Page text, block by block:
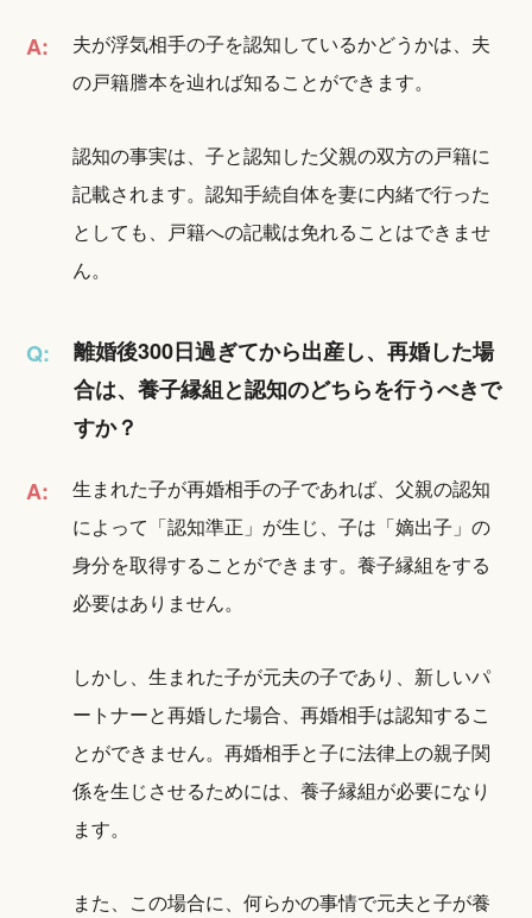
A:
夫が浮気相手の子を認知しているかどうかは、夫
の戸籍謄本を辿れば知ることができます。
認知の事実は、子と認知した父親の双方の戸籍に
記載されます。認知手続自体を妻に内緒で行った
としても、戸籍への記載は免れることはできませ
ん。
Q:
離婚後300日過ぎてから出産し、再婚した場
合は、養子縁組と認知のどちらを行うべきで
すか？
A:
生まれた子が再婚相手の子であれば、父親の認知
によって「認知準正」が生じ、子は「嫡出子」の
身分を取得することができます。養子縁組をする
必要はありません。
しかし、生まれた子が元夫の子であり、新しいパ
ートナーと再婚した場合、再婚相手は認知するこ
とができません。再婚相手と子に法律上の親子関
係を生じさせるためには、養子縁組が必要になり
ます。
また、この場合に、何らかの事情で元夫と子が養